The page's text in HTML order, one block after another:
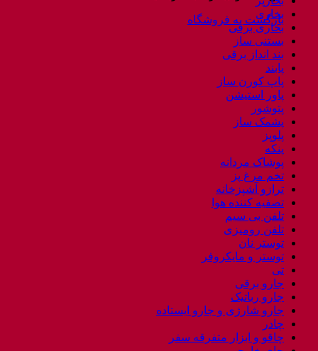
بازگشت به فروشگاه
بخاری
بخاری برقی
بستنی ساز
بند انداز برقی
پابند
پاپ کورن ساز
پاور استیشن
پتوشور
پشمک ساز
پلوپز
پنکه
پوشاک مردانه
تخم مرغ پز
ترازو آشپزخانه
تصفیه کننده هوا
تلفن بی سیم
تلفن رومیزی
توستر نان
توستر و مایکروفر
تی
جارو برقی
جارو رباتیک
جارو شارژی و جارو ایستاده
چادر
چاقو و ابزار متفرقه سفر